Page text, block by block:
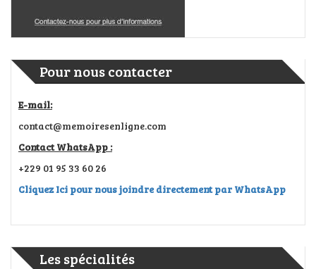
Pour nous contacter
E-mail:
contact@memoiresenligne.com
Contact WhatsApp :
+229 01 95 33 60 26
Cliquez Ici pour nous joindre directement par WhatsApp
Les spécialités